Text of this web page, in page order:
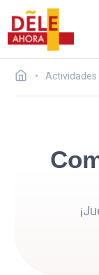
Actividades